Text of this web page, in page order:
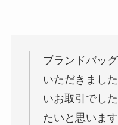
ブランドバッ
いただきまし
いお取引でし
たいと思います